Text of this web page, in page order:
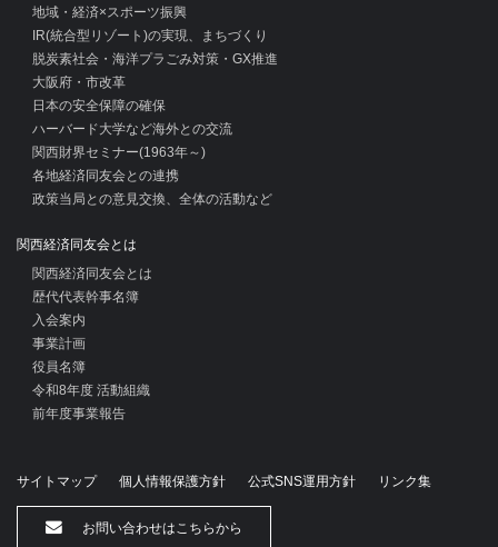
地域・経済×スポーツ振興
IR(統合型リゾート)の実現、まちづくり
脱炭素社会・海洋プラごみ対策・GX推進
大阪府・市改革
日本の安全保障の確保
ハーバード大学など海外との交流
関西財界セミナー(1963年～)
各地経済同友会との連携
政策当局との意見交換、全体の活動など
関西経済同友会とは
関西経済同友会とは
歴代代表幹事名簿
入会案内
事業計画
役員名簿
令和8年度 活動組織
前年度事業報告
サイトマップ 個人情報保護方針 公式SNS運用方針 リンク集
お問い合わせはこちらから